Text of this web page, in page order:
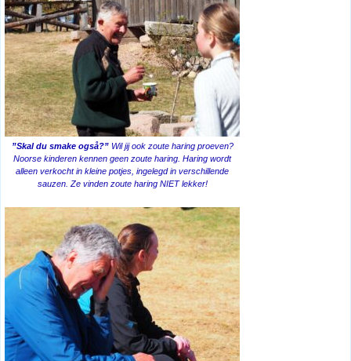
”Skal du smake også?”Wil jij ook zoute haring proeven?
Noorse kinderen kennen geen zoute haring. Haring wordt
alleen verkocht in kleine potjes, ingelegd in verschillende
sauzen. Ze vinden zoute haring NIET lekker!